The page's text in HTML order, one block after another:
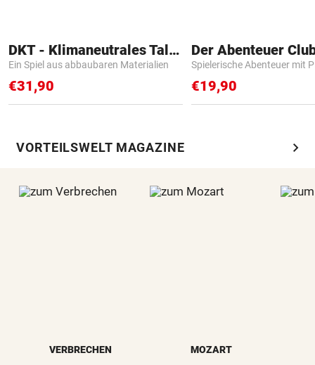
DKT - Klimaneutrales Talent
Ein Spiel aus abbaubaren Materialien
€31,90
Der Abenteuer
Spielerische Abenteuer mit
€19,90
VORTEILSWELT MAGAZINE chevron_right
VERBRECHEN MOZART